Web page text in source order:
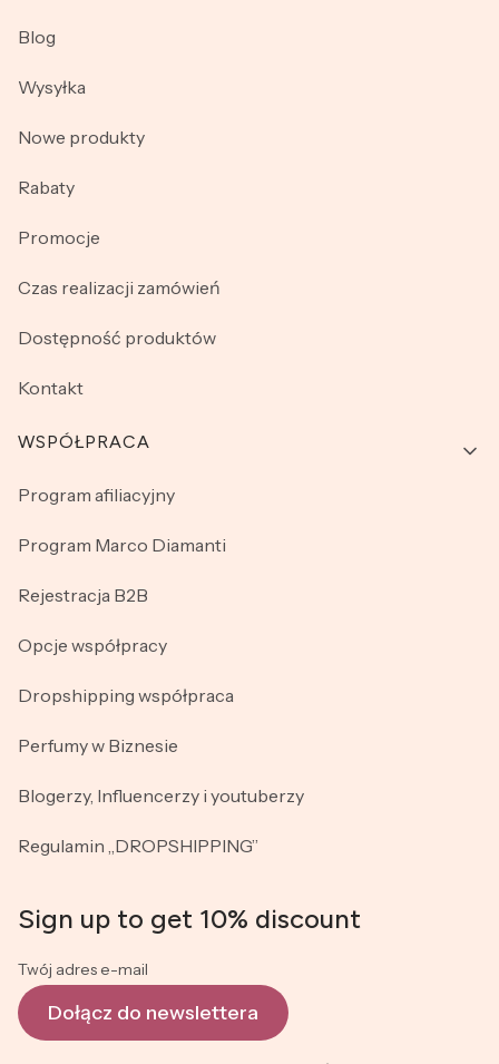
Blog
Wysyłka
Nowe produkty
Rabaty
Promocje
Czas realizacji zamówień
Dostępność produktów
Kontakt
WSPÓŁPRACA
Program afiliacyjny
Program Marco Diamanti
Rejestracja B2B
Opcje współpracy
Dropshipping współpraca
Perfumy w Biznesie
Blogerzy, Influencerzy i youtuberzy
Regulamin „DROPSHIPPING”
Sign up to get 10% discount
Twój adres e-mail
Dołącz do newslettera